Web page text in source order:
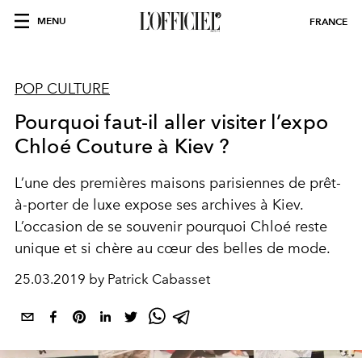
MENU FRANCE
POP CULTURE
Pourquoi faut-il aller visiter l’expo
Chloé Couture à Kiev ?
L’une des premières maisons parisiennes de prêt-
à-porter de luxe expose ses archives à Kiev.
L’occasion de se souvenir pourquoi Chloé reste
unique et si chère au cœur des belles de mode.
25.03.2019 by Patrick Cabasset